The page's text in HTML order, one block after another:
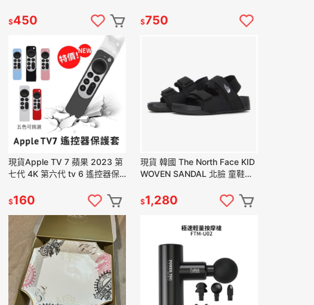
$450
毯 面紙套 7-11
$750
現貨Apple TV 7 蘋果 2023 第
七代 4K 第六代 tv 6 遙控器保
$160
現貨 韓國 The North Face KID
WOVEN SANDAL 北臉 童鞋小
$1,280